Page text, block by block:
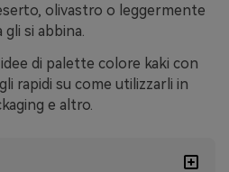
olivastro o leggermente
si abbina.
di palette colore kaki con
rapidi su come utilizzarli in
e altro.